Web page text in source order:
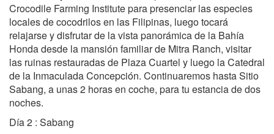
Crocodile Farming Institute para presenciar las especies
locales de cocodrilos en las Filipinas, luego tocará
relajarse y disfrutar de la vista panorámica de la Bahía
Honda desde la mansión familiar de Mitra Ranch, visitar
las ruinas restauradas de Plaza Cuartel y luego la Catedral
de la Inmaculada Concepción. Continuaremos hasta Sitio
Sabang, a unas 2 horas en coche, para tu estancia de dos
noches.
Día 2 : Sabang